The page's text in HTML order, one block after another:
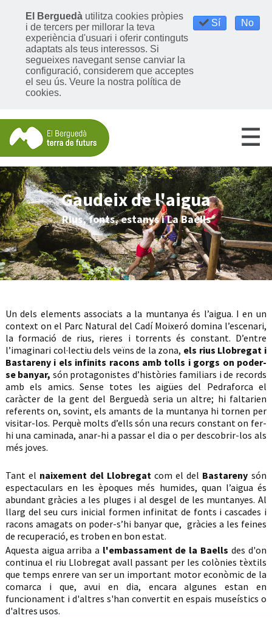
Sí No
El Berguedà utilitza cookies pròpies
i de tercers per millorar la teva
experiència d'usuari i oferir continguts
adaptats als teus interessos. Si
segueixes navegant sense canviar la
configuració, considerem que acceptes
el seu ús. Veure la nostra política de
cookies.
Gaudeix de l'aigua
Rius, fonts, estanys i La Baells
Un dels elements associats a la muntanya és l’aigua. I en un
context on el Parc Natural del Cadí Moixeró domina l’escenari,
la formació de rius, rieres i torrents és constant. D’entre
l’imaginari col·lectiu dels veïns de la zona, els rius Llobregat i
Bastareny i els infinits racons amb tolls i gorgs on poder-
se banyar, són protagonistes d’històries familiars i de records
amb els amics. Sense totes les aigües del Pedraforca el
caràcter de la gent del Berguedà seria un altre; hi faltarien
referents on, sovint, els amants de la muntanya hi tornen per
visitar-los. Perquè molts d’ells són una recurs constant on fer-
hi una caminada, anar-hi a passar el dia o per descobrir-los als
més joves.
Tant el naixement del Llobregatcom el del Bastarenysón
espectaculars en les èpoques més humides, quan l’aigua és
abundant gràcies a les pluges i al desgel de les muntanyes. Al
llarg del seu curs inicial formen infinitat de fonts i cascades i
racons amagats on poder-s’hi banyar que, gràcies a les feines
de recuperació, es troben en bon estat.
Aquesta aigua arriba a l'embassament de la Baells des d'on
continua el riu Llobregat avall passant per les colònies tèxtils
que temps enrere van ser un important motor econòmic de la
comarca i que, avui en dia, encara algunes estan en
funcionament i d'altres s'han convertit en espais museístics o
d'altres usos.